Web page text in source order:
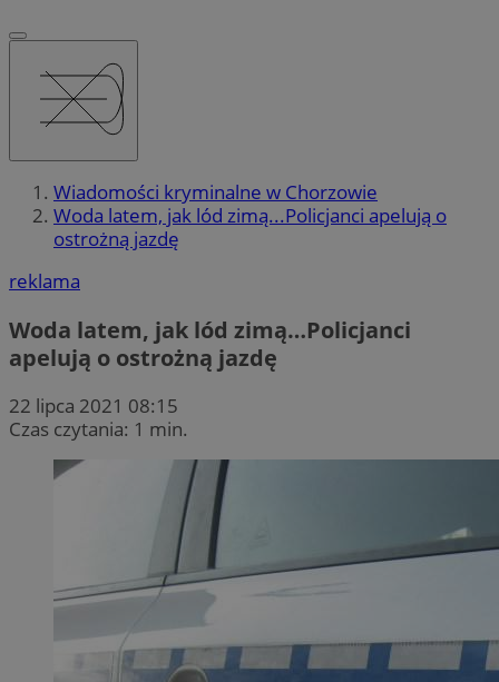
Wiadomości kryminalne w Chorzowie
Woda latem, jak lód zimą...Policjanci apelują o
ostrożną jazdę
reklama
Woda latem, jak lód zimą…Policjanci
apelują o ostrożną jazdę
22 lipca 2021 08:15
Czas czytania: 1 min.